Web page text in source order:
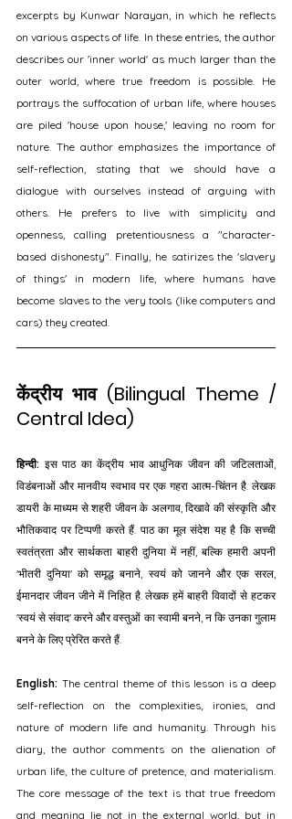
excerpts by Kunwar Narayan, in which he reflects
on various aspects of life. In these entries, the author
describes our 'inner world' as much larger than the
outer world, where true freedom is possible. He
portrays the suffocation of urban life, where houses
are piled 'house upon house,' leaving no room for
nature. The author emphasizes the importance of
self-reflection, stating that we should have a
dialogue with ourselves instead of arguing with
others. He prefers to live with simplicity and
openness, calling pretentiousness a "character-
based dishonesty". Finally, he satirizes the 'slavery
of things' in modern life, where humans have
become slaves to the very tools (like computers and
cars) they created.
केंद्रीय भाव (Bilingual Theme /
Central Idea)
हिन्दी: इस पाठ का केंद्रीय भाव आधुनिक जीवन की जटिलताओं,
विडंबनाओं और मानवीय स्वभाव पर एक गहरा आत्म-चिंतन है. लेखक
डायरी के माध्यम से शहरी जीवन के अलगाव, दिखावे की संस्कृति और
भौतिकवाद पर टिप्पणी करते हैं. पाठ का मूल संदेश यह है कि सच्ची
स्वतंत्रता और सार्थकता बाहरी दुनिया में नहीं, बल्कि हमारी अपनी
'भीतरी दुनिया' को समृद्ध बनाने, स्वयं को जानने और एक सरल,
ईमानदार जीवन जीने में निहित है. लेखक हमें बाहरी विवादों से हटकर
'स्वयं से संवाद' करने और वस्तुओं का स्वामी बनने, न कि उनका गुलाम
बनने के लिए प्रेरित करते हैं.
English: The central theme of this lesson is a deep
self-reflection on the complexities, ironies, and
nature of modern life and humanity. Through his
diary, the author comments on the alienation of
urban life, the culture of pretence, and materialism.
The core message of the text is that true freedom
and meaning lie not in the external world, but in